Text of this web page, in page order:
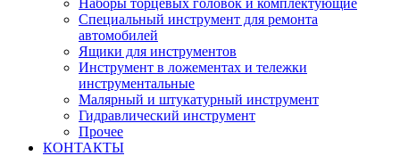
Наборы торцевых головок и комплектующие
Специальный инструмент для ремонта
автомобилей
Ящики для инструментов
Инструмент в ложементах и тележки
инструментальные
Малярный и штукатурный инструмент
Гидравлический инструмент
Прочее
КОНТАКТЫ